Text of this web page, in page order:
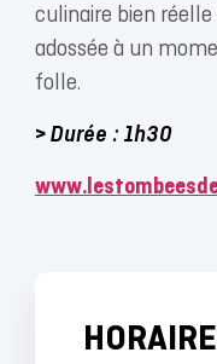
culinaire bien
adossée à un
folle.
> Durée : 1h30